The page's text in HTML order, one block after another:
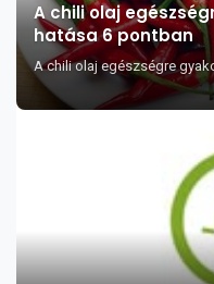
A chili olaj
hatása 6 pontban
A chili olaj egészségre